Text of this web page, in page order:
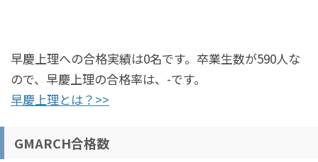
早慶上理への合格実績は0名です。卒業生数が590人な
ので、早慶上理の合格率は、-です。
早慶上理とは？>>
GMARCH合格数